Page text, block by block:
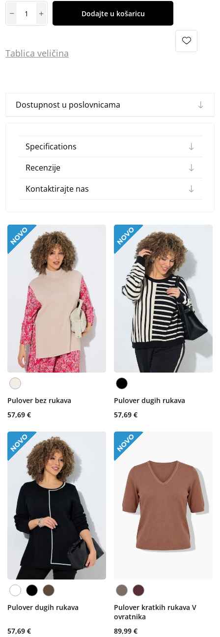
Dodajte u košaricu
Tablica veličina
Dostupnost u poslovnicama
Specifications
Recenzije
Kontaktirajte nas
Pulover bez rukava
57,69 €
Pulover dugih rukava
57,69 €
Pulover dugih rukava
57,69 €
Pulover kratkih rukava V
ovratnika
89,99 €